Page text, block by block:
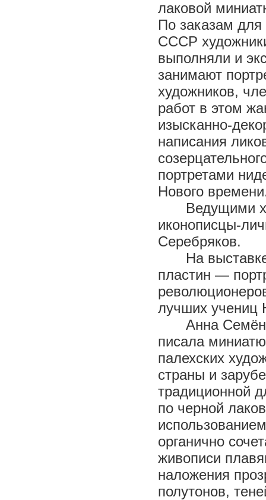
лаковой
По заказам для
СССР
выполняли и
занимают
художников,
работ в этом
изысканно-
написания
портретами
Нового
Ведущими
иконописцы-
Серебряков.
На
пластин —
лучших учениц
Анна
писала
палехских
страны и
традиционной
по черной
органично
живописи
наложения
полутонов,